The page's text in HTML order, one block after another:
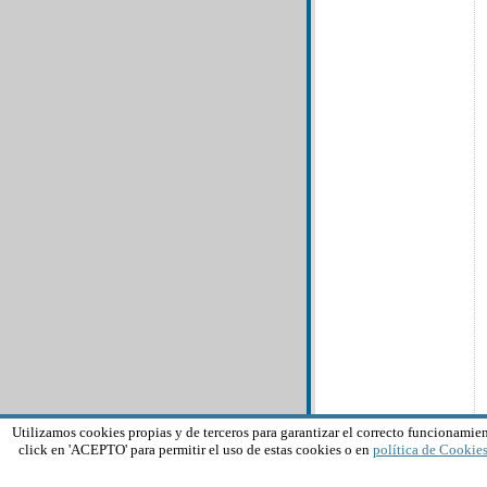
Utilizamos cookies propias y de terceros para garantizar el correcto
click en 'ACEPTO' para permitir el uso de estas cookies o en política de Cookies